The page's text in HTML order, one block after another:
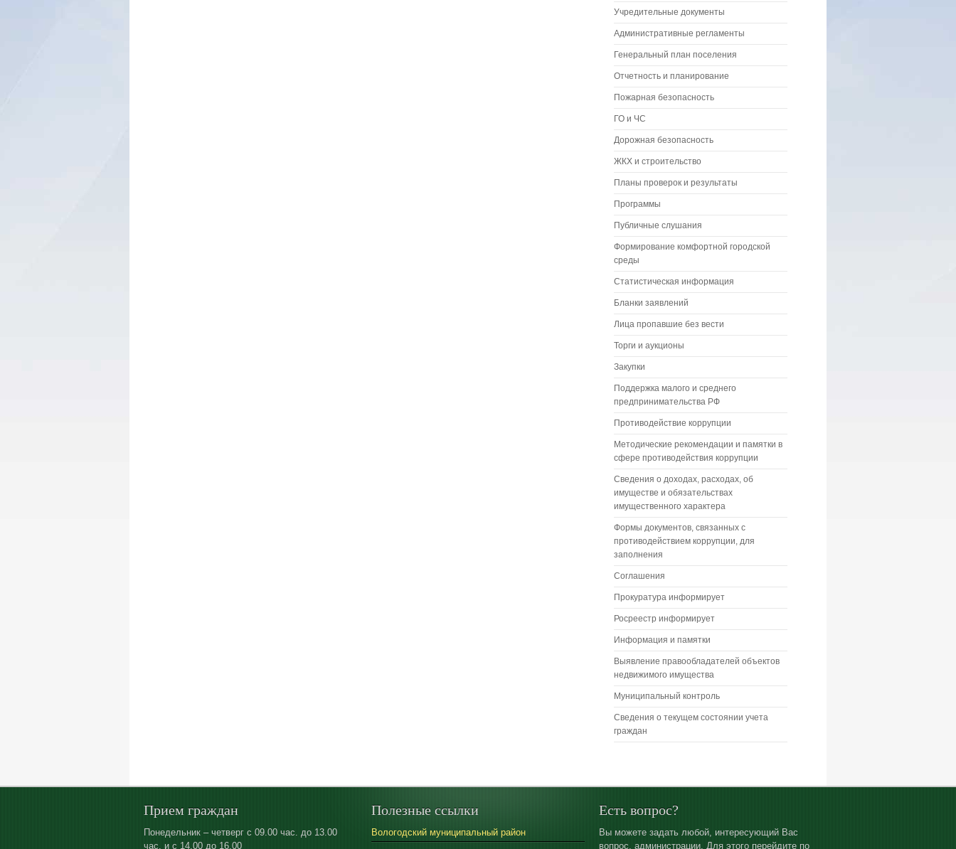
Учредительные документы
Административные регламенты
Генеральный план поселения
Отчетность и планирование
Пожарная безопасность
ГО и ЧС
Дорожная безопасность
ЖКХ и строительство
Планы проверок и результаты
Программы
Публичные слушания
Формирование комфортной городской
среды
Статистическая информация
Бланки заявлений
Лица пропавшие без вести
Торги и аукционы
Закупки
Поддержка малого и среднего
предпринимательства РФ
Противодействие коррупции
Методические рекомендации и памятки в
сфере противодействия коррупции
Сведения о доходах, расходах, об
имуществе и обязательствах
имущественного характера
Формы документов, связанных с
противодействием коррупции, для
заполнения
Соглашения
Прокуратура информирует
Росреестр информирует
Информация и памятки
Выявление правообладателей объектов
недвижимого имущества
Муниципальный контроль
Сведения о текущем состоянии учета
граждан
Прием граждан
Понедельник – четверг с 09.00 час. до 13.00
час. и с 14.00 до 16.00
Полезные ссылки
Вологодский муниципальный район
Есть вопрос?
Вы можете задать любой, интересующий Вас
вопрос, администрации. Для этого перейдите по